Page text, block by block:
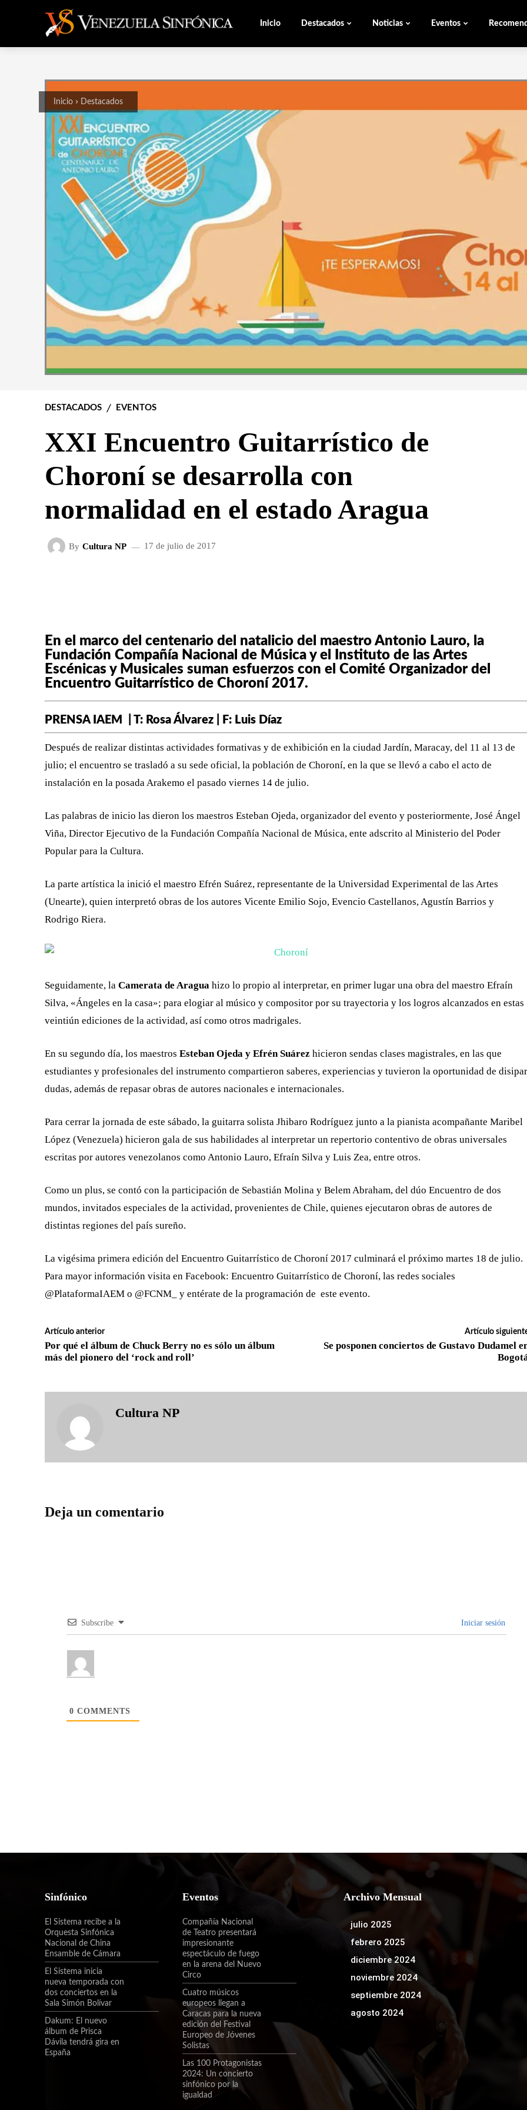
Inicio Destacados Noticias Eventos
Inicio Destacados
DESTACADOS EVENTOS
​XXI Encuentro Guitarrístico de
Choroní se desarrolla con
normalidad en el estado Aragua
By Cultura NP 17 de julio de 2017
En el marco del centenario del natalicio del maestro Antonio Lauro, la
Fundación Compañía Nacional de Música y el Instituto de las Artes
Escénicas y Musicales suman esfuerzos con el Comité Organizador del
Encuentro Guitarrístico de Choroní 2017.
PRENSA IAEM | T: Rosa Álvarez | F: Luis Díaz
Después de realizar distintas actividades formativas y de exhibición en la ciudad Jardín, Maracay, del 11 al 13 de
julio; el encuentro se trasladó a su sede oficial, la población de Choroní, en la que se llevó a cabo el acto de
instalación en la posada Arakemo el pasado viernes 14 de julio.
Las palabras de inicio las dieron los maestros Esteban Ojeda, organizador del evento y posteriormente, José Ángel
Viña, Director Ejecutivo de la Fundación Compañía Nacional de Música, ente adscrito al Ministerio del Poder
Popular para la Cultura.
La parte artística la inició el maestro Efrén Suárez, representante de la Universidad Experimental de las Artes
(Unearte), quien interpretó obras de los autores Vicente Emilio Sojo, Evencio Castellanos, Agustín Barrios y
Rodrigo Riera.
Seguidamente, la Camerata de Aragua hizo lo propio al interpretar, en primer lugar una obra del maestro Efraín
Silva, «Ángeles en la casa»; para elogiar al músico y compositor por su trayectoria y los logros alcanzados en estas
veintiún ediciones de la actividad, así como otros madrigales.
En su segundo día, los maestros Esteban Ojeda y Efrén Suárez hicieron sendas clases magistrales, en las que
estudiantes y profesionales del instrumento compartieron saberes, experiencias y tuvieron la oportunidad de disipar
dudas, además de repasar obras de autores nacionales e internacionales.
Para cerrar la jornada de este sábado, la guitarra solista Jhibaro Rodríguez junto a la pianista acompañante Maribel
López (Venezuela) hicieron gala de sus habilidades al interpretar un repertorio contentivo de obras universales
escritas por autores venezolanos como Antonio Lauro, Efraín Silva y Luis Zea, entre otros.
Como un plus, se contó con la participación de Sebastián Molina y Belem Abraham, del dúo Encuentro de dos
mundos, invitados especiales de la actividad, provenientes de Chile, quienes ejecutaron obras de autores de
distintas regiones del país sureño.
La vigésima primera edición del Encuentro Guitarrístico de Choroní 2017 culminará el próximo martes 18 de julio.
Para mayor información visita en Facebook: Encuentro Guitarrístico de Choroní, las redes sociales
@PlataformaIAEM o @FCNM_ y entérate de la programación de este evento.
Artículo anterior
Por qué el álbum de Chuck Berry no es sólo un álbum
más del pionero del ‘rock and roll’
Artículo
Se posponen conciertos de Gustavo Dudamel
Cultura NP
Deja un comentario
Subscribe Iniciar sesión
0 COMMENTS
Sinfónico
El Sistema recibe a la
Orquesta Sinfónica
Nacional de China
Ensamble de Cámara
El Sistema inicia
nueva temporada con
dos conciertos en la
Sala Simón Bolívar
Dakum: El nuevo
álbum de Prisca
Dávila tendrá gira en
España
Eventos
Compañía Nacional
de Teatro presentará
impresionante
espectáculo de fuego
en la arena del Nuevo
Circo
Cuatro músicos
europeos llegan a
Caracas para la nueva
edición del Festival
Europeo de Jóvenes
Solistas
Las 100 Protagonistas
2024: Un concierto
sinfónico por la
igualdad
Archivo Mensual
julio 2025
febrero 2025
diciembre 2024
noviembre 2024
septiembre 2024
agosto 2024